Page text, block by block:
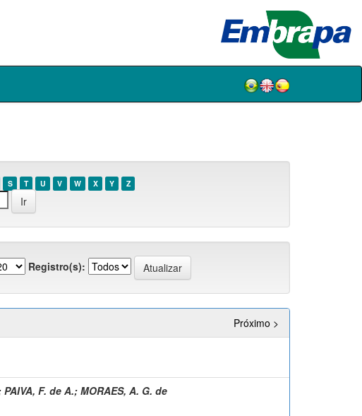
S T U V W X Y Z
Registro(s):
Próximo >
PAIVA, F. de A.; MORAES, A. G. de